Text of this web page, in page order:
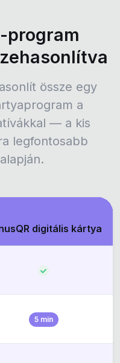
program
össze egy
a
— a kis
legfontosabb
digitális kártya
5 min